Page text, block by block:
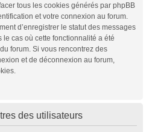
tous les cookies générés par phpBB
et votre connexion au forum.
d’enregistrer le statut des messages
le cas où cette fonctionnalité a été
forum. Si vous rencontrez des
et de déconnexion au forum,
des utilisateurs